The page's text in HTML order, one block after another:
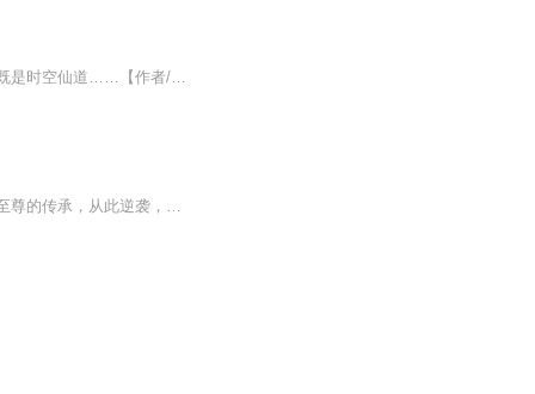
【内容简介】天地四方名曰宇，往古今来名曰宙宇宙代表无穷时间，无穷空间……宇宙仙道既是时空仙道……【作者/主播】作者：寒冷晴天，网络小说作家。主播：大壮工作室【购买须知】1、本作品为付费有声书，前56集为免费试听，购买成功后，即可收听，可下载...
草根秦川救重病女儿心切，为了凑手术费瞒着妻子去卖器官，悲愤中意外觉醒得到上古医武至尊的传承，从此逆袭，医术救人、武力打脸，家庭与复仇交织 一起。